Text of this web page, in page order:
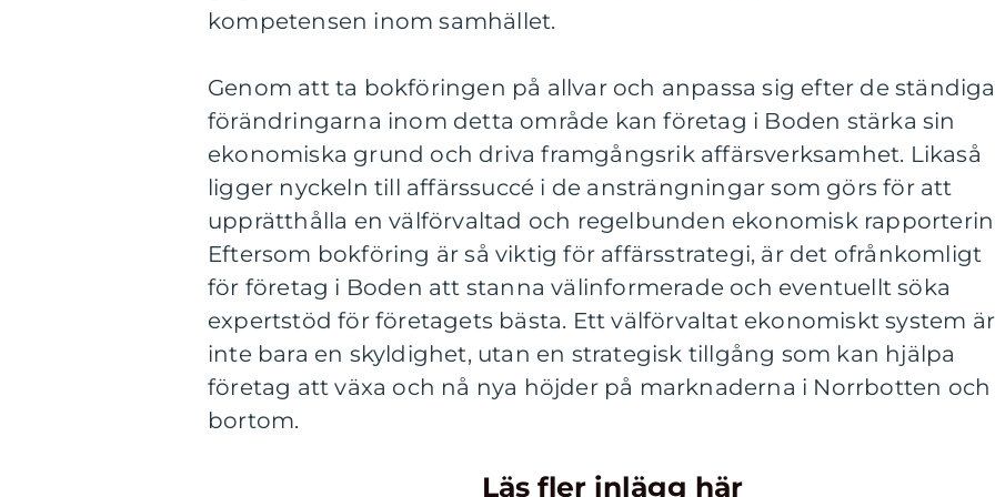
kompetensen inom samhället.
Genom att ta bokföringen på allvar och anpassa sig efter de ständiga
förändringarna inom detta område kan företag i Boden stärka sin
ekonomiska grund och driva framgångsrik affärsverksamhet. Likaså
ligger nyckeln till affärssuccé i de ansträngningar som görs för att
upprätthålla en välförvaltad och regelbunden ekonomisk
Eftersom bokföring är så viktig för affärsstrategi, är det ofrånkomligt
för företag i Boden att stanna välinformerade och eventuellt söka
expertstöd för företagets bästa. Ett välförvaltat ekonomiskt system är
inte bara en skyldighet, utan en strategisk tillgång som kan hjälpa
företag att växa och nå nya höjder på marknaderna i Norrbotten och
bortom.
Läs fler inlägg här